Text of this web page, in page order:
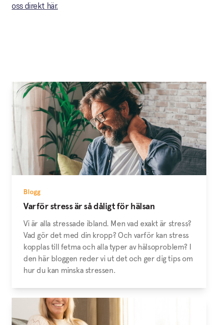
oss direkt här.
Blogg
Varför stress är så dåligt för hälsan
Vi är alla stressade ibland. Men vad exakt är stress?
Vad gör det med din kropp? Och varför kan stress
kopplas till fetma och alla typer av hälsoproblem? I
den här bloggen reder vi ut det och ger dig tips om
hur du kan minska stressen.